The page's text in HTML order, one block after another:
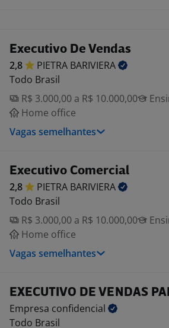
Executivo De Vendas
2,8 PIETRA BARIVIERA
Todo Brasil
R$ 3.000,00 a R$ 10.000,00
Home office
Vagas semelhantes
Executivo Comercial
2,8 PIETRA BARIVIERA
Todo Brasil
R$ 3.000,00 a R$ 10.000,00
Home office
Vagas semelhantes
EXECUTIVO DE VENDAS
Empresa confidencial
Todo Brasil